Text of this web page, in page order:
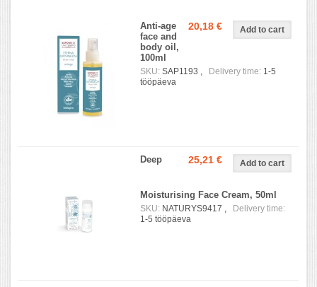
20,18 €
Anti-age
face and
body oil,
100ml
SKU: SAP1193 , Delivery time: 1-5
tööpäeva
25,21 €
Deep
Moisturising Face Cream, 50ml
SKU: NATURYS9417 ,
Delivery time:
1-5 tööpäeva